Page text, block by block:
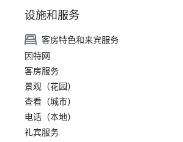
设施和服务
客房特色和来宾服务
因特网
客房服务
景观（花园）
查看（城市）
电话（本地）
礼宾服务